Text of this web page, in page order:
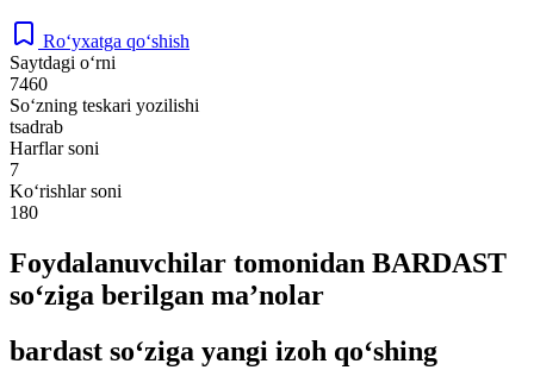
Ro‘yxatga qo‘shish
Saytdagi o‘rni
7460
So‘zning teskari yozilishi
tsadrab
Harflar soni
7
Ko‘rishlar soni
180
Foydalanuvchilar tomonidan BARDAST
so‘ziga berilgan ma’nolar
bardast so‘ziga yangi izoh qo‘shing